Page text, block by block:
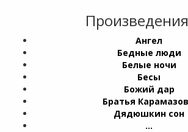
Произведения
Ангел
Бедные люди
Белые ночи
Бесы
Божий дар
Братья
Дядюшкин сон
…